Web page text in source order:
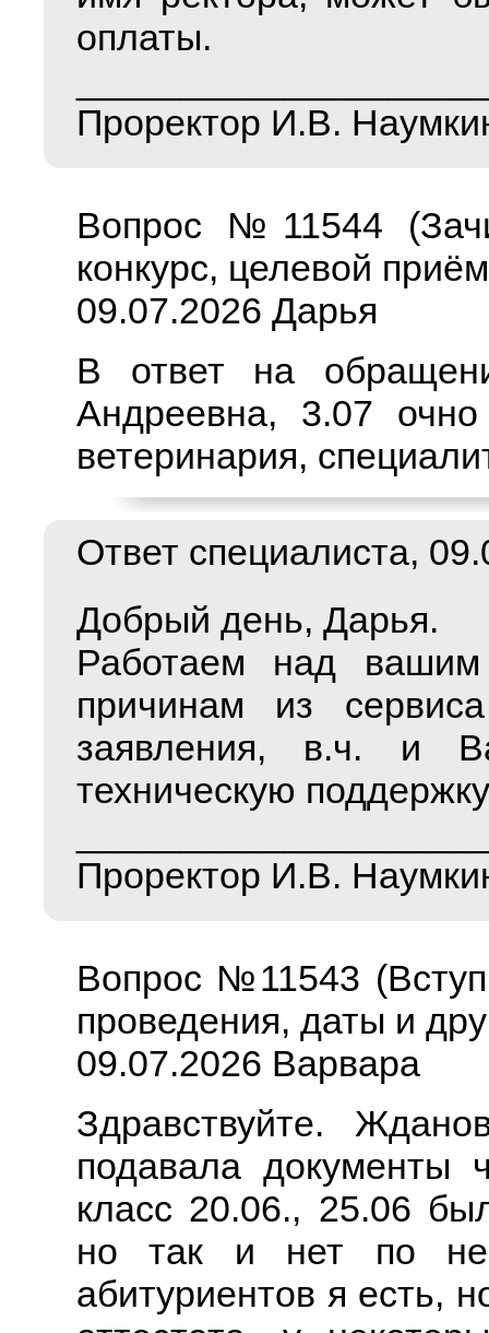
оплаты.
Проректор И.В.
Вопрос №11544
конкурс, целевой
09.07.2026 Дарья
В ответ на
Андреевна, 3.07
ветеринария,
Ответ специалиста,
Добрый день, Дарья.
Работаем над
причинам из
заявления, в.ч. и
техническую
Проректор И.В.
Вопрос №11543
проведения, даты и
09.07.2026 Варвара
Здравствуйте.
подавала документы
класс 20.06., 25.06
но так и нет по
абитуриентов я есть,